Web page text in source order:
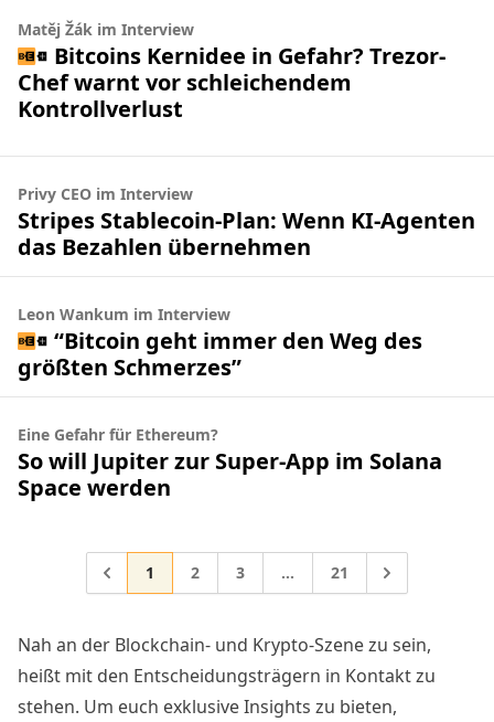
Matěj Žák im Interview
Bitcoins Kernidee in Gefahr? Trezor-
Chef warnt vor schleichendem
Kontrollverlust
Privy CEO im Interview
Stripes Stablecoin-Plan: Wenn KI-Agenten
das Bezahlen übernehmen
Leon Wankum im Interview
“Bitcoin geht immer den Weg des
größten Schmerzes”
Eine Gefahr für Ethereum?
So will Jupiter zur Super-App im Solana
Space werden
Gehe zur Seite
1 Gehe zur Seite
2 Gehe zur Seite
3 Zwischenseiten
… Gehe zur Seite
21 Gehe zu
Nah an der Blockchain- und Krypto-Szene zu sein,
heißt mit den Entscheidungsträgern in Kontakt zu
stehen. Um euch exklusive Insights zu bieten,